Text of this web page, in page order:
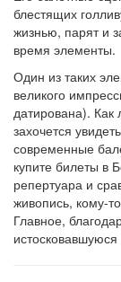
блестящих
жизнью, парят и
время элементы.
Один из таких
великого
датирована). Как
захочется
современные
купите билеты в
репертуара и
живопись, кому-
Главное,